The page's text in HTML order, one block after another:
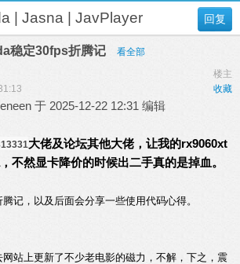
回复
| Jasna | JavPlayer
稳定30fps折腾记 看全部
楼主
收藏
于 2025-12-22 12:31 编辑
大佬及论坛其他大佬，让我的rx9060xt
不然显卡降价的时候出二手真的是掉血。
记，以及后面会分享一些使用代码心得。
站上更新了不少老电影的磁力，不解，下之，震